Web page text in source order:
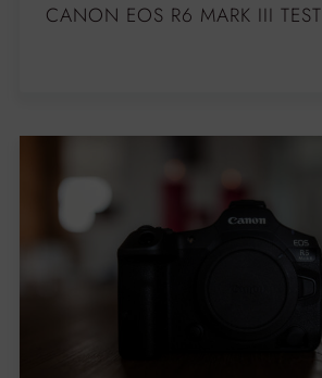
CANON EOS R6 MARK III TEST